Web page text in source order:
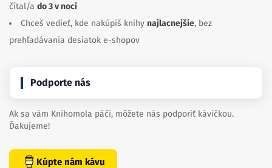
čítal/a do 3 v noci
Chceš vedieť, kde nakúpiš knihy najlacnejšie, bez
prehľadávania desiatok e-shopov
Podporte nás
Ak sa vám Knihomola páči, môžete nás podporiť kávičkou.
Ďakujeme!
Kúpte nám kávu